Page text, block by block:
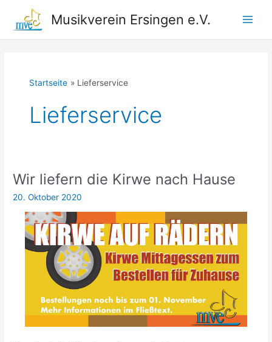
springen
Musikverein Ersingen e.V.
Startseite Lieferservice
Lieferservice
Wir liefern die Kirwe nach Hause
20. Oktober 2020